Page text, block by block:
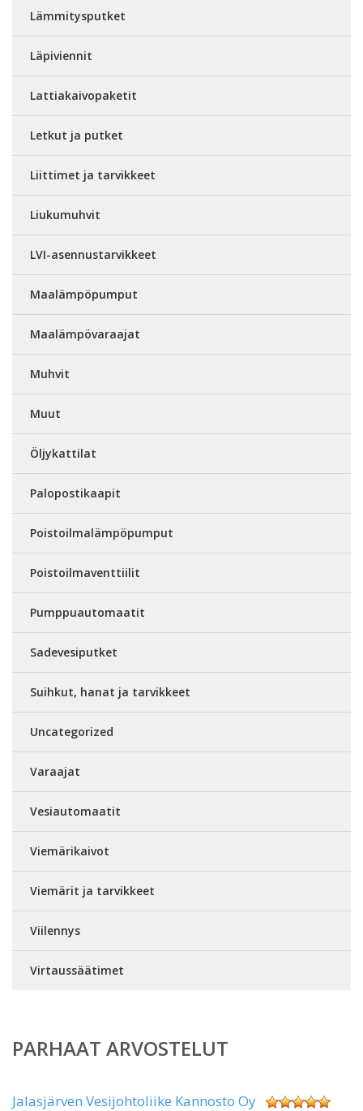
Lämmitysputket
Läpiviennit
Lattiakaivopaketit
Letkut ja putket
Liittimet ja tarvikkeet
Liukumuhvit
LVI-asennustarvikkeet
Maalämpöpumput
Maalämpövaraajat
Muhvit
Muut
Öljykattilat
Palopostikaapit
Poistoilmalämpöpumput
Poistoilmaventtiilit
Pumppuautomaatit
Sadevesiputket
Suihkut, hanat ja tarvikkeet
Uncategorized
Varaajat
Vesiautomaatit
Viemärikaivot
Viemärit ja tarvikkeet
Viilennys
Virtaussäätimet
PARHAAT ARVOSTELUT
Jalasjärven Vesijohtoliike Kannosto Oy